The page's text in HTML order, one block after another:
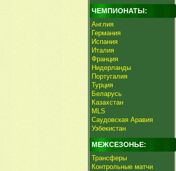
ЧЕМПИОНАТЫ:
Англия
Германия
Испания
Италия
Франция
Нидерланды
Португалия
Турция
Беларусь
Казахстан
MLS
Саудовская Аравия
Узбекистан
МЕЖСЕЗОНЬЕ:
Трансферы
Контрольные матчи